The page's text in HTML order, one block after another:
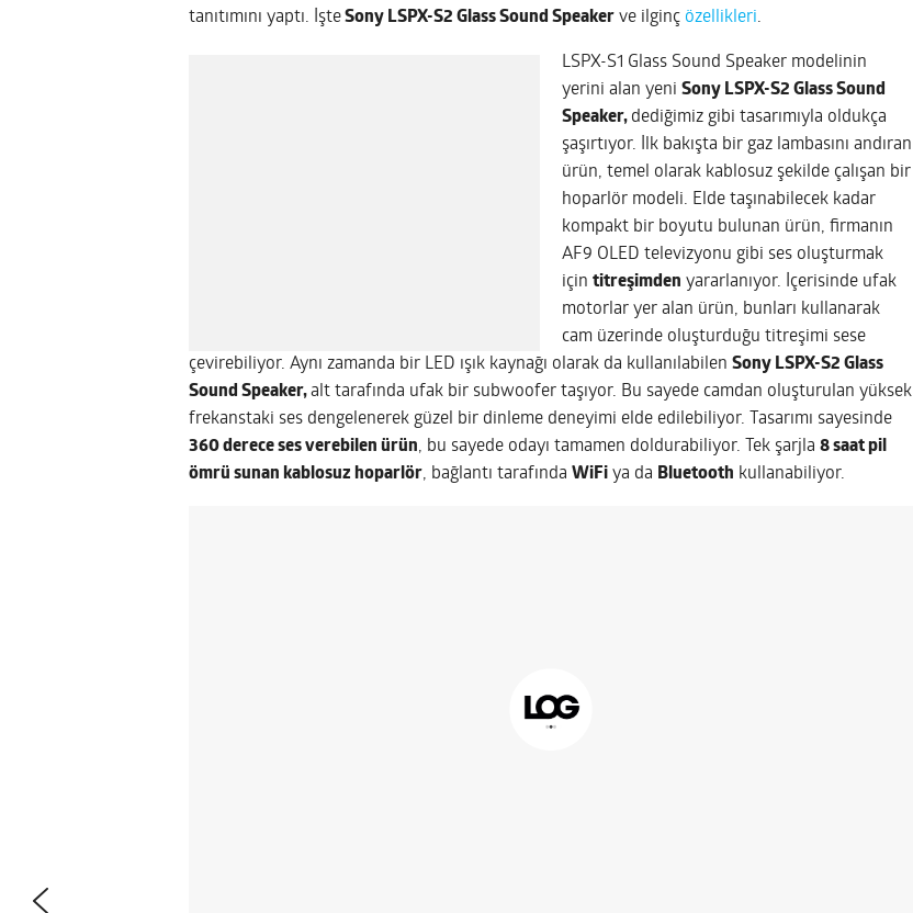
tanıtımını yaptı. İşteSony LSPX-S2 Glass Sound Speaker ve ilginç özellikleri.
LSPX-S1 Glass Sound Speaker modelinin
yerini alan yeni Sony LSPX-S2 Glass Sound
Speaker, dediğimiz gibi tasarımıyla oldukça
şaşırtıyor. İlk bakışta bir gaz lambasını andıran
ürün, temel olarak kablosuz şekilde çalışan bir
hoparlör modeli. Elde taşınabilecek kadar
kompakt bir boyutu bulunan ürün, firmanın
AF9 OLED televizyonu gibi ses oluşturmak
için titreşimden yararlanıyor. İçerisinde ufak
motorlar yer alan ürün, bunları kullanarak
cam üzerinde oluşturduğu titreşimi sese
çevirebiliyor. Aynı zamanda bir LED ışık kaynağı olarak da kullanılabilen Sony LSPX-S2 Glass
Sound Speaker,alt tarafında ufak bir subwoofer taşıyor. Bu sayede camdan oluşturulan yüksek
frekanstaki ses dengelenerek güzel bir dinleme deneyimi elde edilebiliyor. Tasarımı sayesinde
360 derece ses verebilen ürün, bu sayede odayı tamamen doldurabiliyor. Tek şarjla 8 saat pil
ömrü sunan kablosuz hoparlör, bağlantı tarafında WiFi ya da Bluetooth kullanabiliyor.